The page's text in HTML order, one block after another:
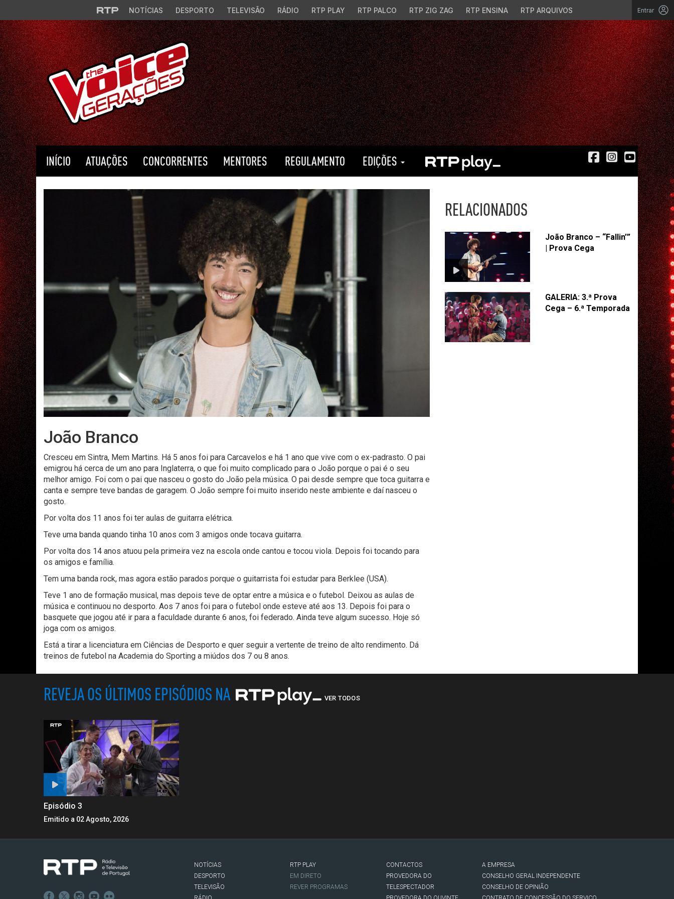
Saltar para o conteúdo principal
NOTÍCIAS DESPORTO TELEVISÃO RÁDIO RTP PLAY RTP PALCO RTP ZIG ZAG RTP ENSINA RTP ARQUIVOS Entrar
INÍCIO ATUAÇÕES CONCORRENTES MENTORES REGULAMENTO EDIÇÕES
João Branco
Cresceu em Sintra, Mem Martins. Há 5 anos foi para Carcavelos e há 1 ano que vive com o ex-padrasto. O pai
emigrou há cerca de um ano para Inglaterra, o que foi muito complicado para o João porque o pai é o seu
melhor amigo. Foi com o pai que nasceu o gosto do João pela música. O pai desde sempre que toca guitarra e
canta e sempre teve bandas de garagem. O João sempre foi muito inserido neste ambiente e daí nasceu o
gosto.
Por volta dos 11 anos foi ter aulas de guitarra elétrica.
Teve uma banda quando tinha 10 anos com 3 amigos onde tocava guitarra.
Por volta dos 14 anos atuou pela primeira vez na escola onde cantou e tocou viola. Depois foi tocando para
os amigos e família.
Tem uma banda rock, mas agora estão parados porque o guitarrista foi estudar para Berklee (USA).
Teve 1 ano de formação musical, mas depois teve de optar entre a música e o futebol. Deixou as aulas de
música e continuou no desporto. Aos 7 anos foi para o futebol onde esteve até aos 13. Depois foi para o
basquete que jogou até ir para a faculdade durante 6 anos, foi federado. Ainda teve algum sucesso. Hoje só
joga com os amigos.
Está a tirar a licenciatura em Ciências de Desporto e quer seguir a vertente de treino de alto rendimento. Dá
treinos de futebol na Academia do Sporting a miúdos dos 7 ou 8 anos.
RELACIONADOS
João Branco – “Fallin’”
| Prova Cega
GALERIA: 3.ª Prova
Cega – 6.ª Temporada
REVEJA OS ÚLTIMOS EPISÓDIOS NA VER TODOS
Episódio 3
Emitido a 02 Agosto, 2026
NOTÍCIAS
DESPORTO
TELEVISÃO
RTP PLAY
EM DIRETO
REVER PROGRAMAS
CONTACTOS
PROVEDORA DO
TELESPECTADOR
A EMPRESA
CONSELHO GERAL INDEPENDENTE
CONSELHO DE OPINIÃO